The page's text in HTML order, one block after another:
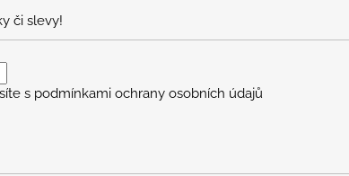
či slevy!
s podmínkami ochrany osobních údajů